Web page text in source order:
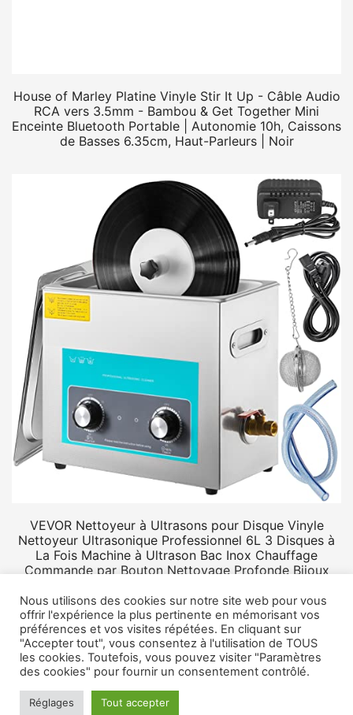
House of Marley Platine Vinyle Stir It Up - Câble Audio
RCA vers 3.5mm - Bambou & Get Together Mini
Enceinte Bluetooth Portable | Autonomie 10h, Caissons
de Basses 6.35cm, Haut-Parleurs | Noir
VEVOR Nettoyeur à Ultrasons pour Disque Vinyle
Nettoyeur Ultrasonique Professionnel 6L 3 Disques à
La Fois Machine à Ultrason Bac Inox Chauffage
Commande par Bouton Nettoyage Profonde Bijoux
© 2026 Rangement vinyle.Mentions légales
Nous utilisons des cookies sur notre site web pour vous
offrir l'expérience la plus pertinente en mémorisant vos
préférences et vos visites répétées. En cliquant sur
"Accepter tout", vous consentez à l'utilisation de TOUS
les cookies. Toutefois, vous pouvez visiter "Paramètres
des cookies" pour fournir un consentement contrôlé.
Réglages Tout accepter